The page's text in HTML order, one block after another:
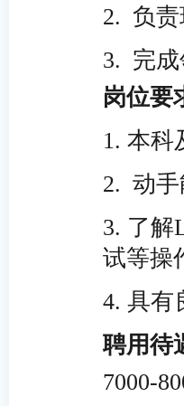
2. 负责
3. 完
岗位要
1. 本科
2. 动
3. 了解
试等操
4. 具有
聘用待
7000-